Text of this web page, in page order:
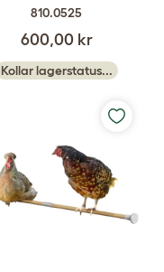
810.0525
600,00 kr
Kollar lagerstatus...